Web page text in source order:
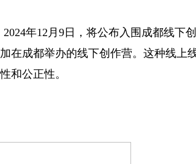
年12月9日，将公布入围成都线下
在成都举办的线下创作营。这种线上
和公正性。